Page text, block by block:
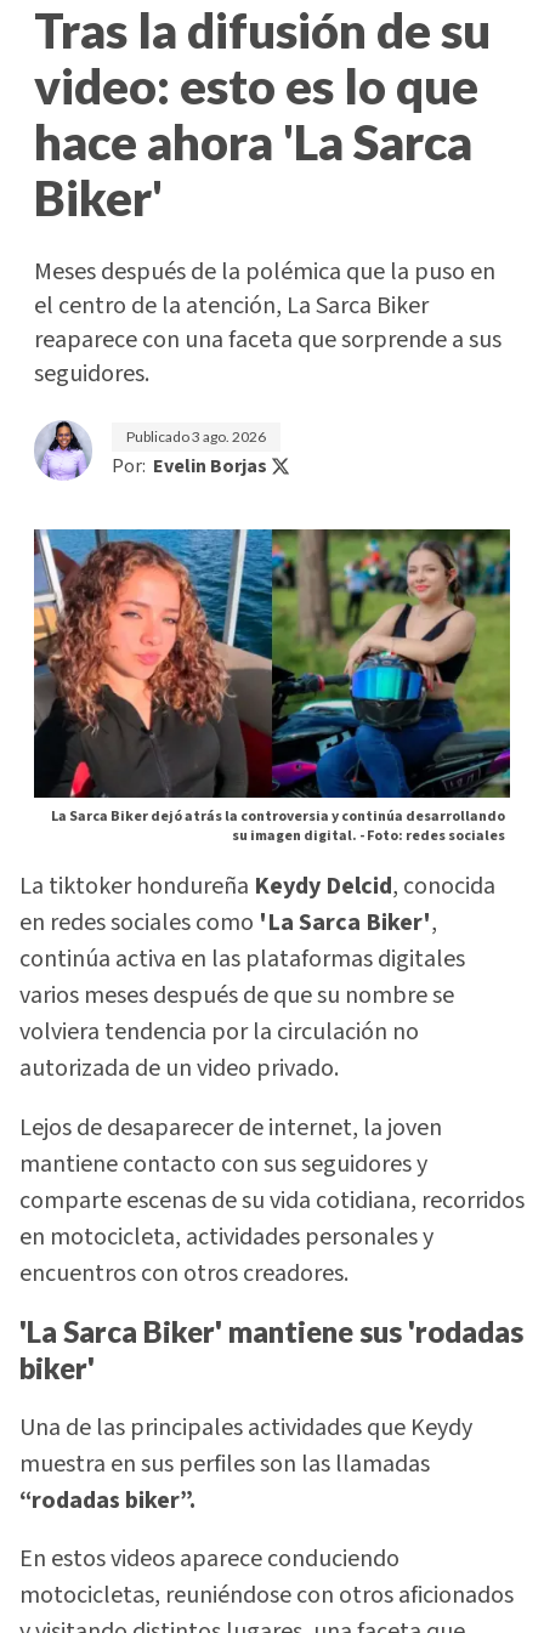
Tras la difusión de su
video: esto es lo que
hace ahora 'La Sarca
Biker'
Meses después de la polémica que la puso en
el centro de la atención, La Sarca Biker
reaparece con una faceta que sorprende a sus
seguidores.
Publicado3 ago. 2026
Por: Evelin Borjas
La Sarca Biker dejó atrás la controversia y continúa desarrollando
su imagen digital. -Foto: redes sociales
La tiktoker hondureña Keydy Delcid, conocida
en redes sociales como 'La Sarca Biker',
continúa activa en las plataformas digitales
varios meses después de que su nombre se
volviera tendencia por la circulación no
autorizada de un video privado.
Lejos de desaparecer de internet, la joven
mantiene contacto con sus seguidores y
comparte escenas de su vida cotidiana, recorridos
en motocicleta, actividades personales y
encuentros con otros creadores.
'La Sarca Biker' mantiene sus 'rodadas
biker'
Una de las principales actividades que Keydy
muestra en sus perfiles son las llamadas
“rodadas biker”.
En estos videos aparece conduciendo
motocicletas, reuniéndose con otros aficionados